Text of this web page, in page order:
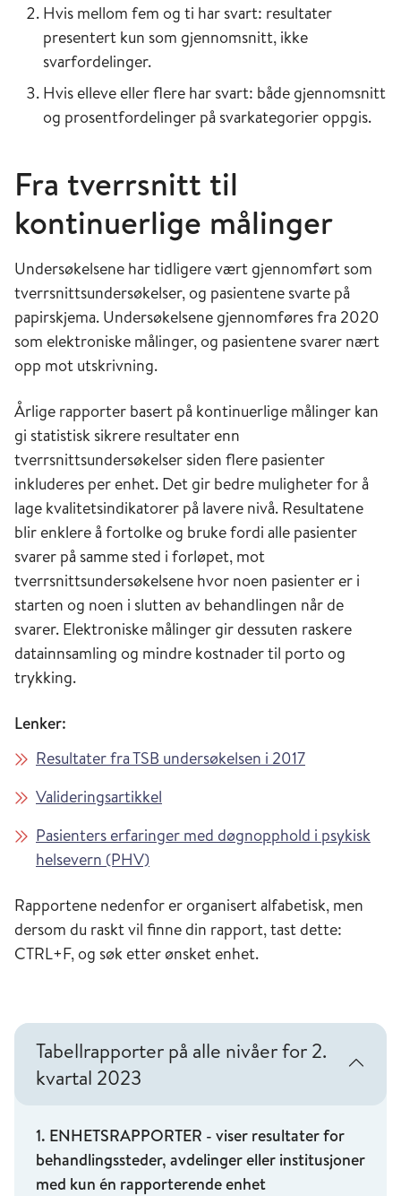
Hvis mellom fem og ti har svart: resultater
presentert kun som gjennomsnitt, ikke
svarfordelinger.
Hvis elleve eller flere har svart: både gjennomsnitt
og prosentfordelinger på svarkategorier oppgis.
Fra tverrsnitt til
kontinuerlige målinger
Undersøkelsene har tidligere vært gjennomført som
tverrsnittsundersøkelser, og pasientene svarte på
papirskjema. Undersøkelsene gjennomføres fra 2020
som elektroniske målinger, og pasientene svarer nært
opp mot utskrivning.
Årlige rapporter basert på kontinuerlige målinger kan
gi statistisk sikrere resultater enn
tverrsnittsundersøkelser siden flere pasienter
inkluderes per enhet. Det gir bedre muligheter for å
lage kvalitetsindikatorer på lavere nivå. Resultatene
blir enklere å fortolke og bruke fordi alle pasienter
svarer på samme sted i forløpet, mot
tverrsnittsundersøkelsene hvor noen pasienter er i
starten og noen i slutten av behandlingen når de
svarer. Elektroniske målinger gir dessuten raskere
datainnsamling og mindre kostnader til porto og
trykking.
Lenker:
Resultater fra TSB undersøkelsen i 2017
Valideringsartikkel
Pasienters erfaringer med døgnopphold i psykisk
helsevern (PHV)
Rapportene nedenfor er organisert alfabetisk, men
dersom du raskt vil finne din rapport, tast dette:
CTRL+F, og søk etter ønsket enhet.
Tabellrapporter på alle nivåer for 2.
kvartal 2023
1. ENHETSRAPPORTER - viser resultater for
behandlingssteder, avdelinger eller institusjoner
med kun én rapporterende enhet